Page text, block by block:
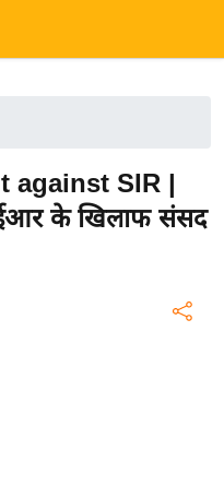
against SIR |
के खिलाफ संसद